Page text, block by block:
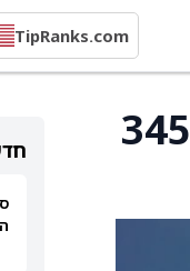
TipRanks.com
סיטיגרופ העלתה את מחיר היעד למניית סיינה ל־345